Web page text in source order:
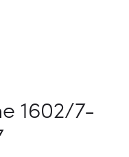
1602/7-